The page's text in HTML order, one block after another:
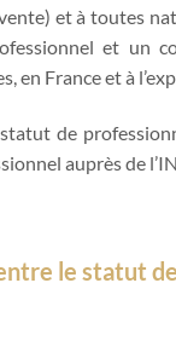
et à toutes
et un
en France et à
de
auprès de
le statut